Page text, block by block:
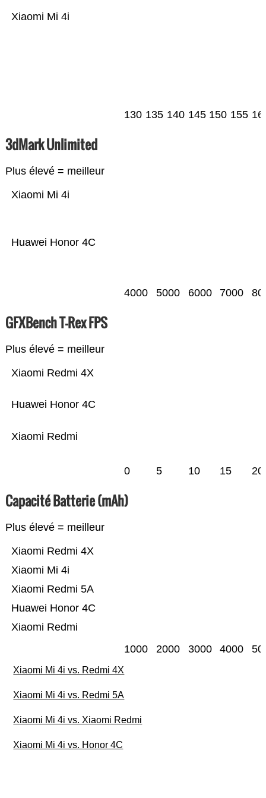
Xiaomi Mi 4i
130 135 140 145 150 155
3dMark Unlimited
Plus élevé = meilleur
Huawei Honor 4C
Xiaomi Mi 4i
4000 5000 6000 7000
GFXBench T-Rex FPS
Plus élevé = meilleur
Xiaomi Redmi
Huawei Honor 4C
Xiaomi Redmi 4X
0 5 10 15 20
Capacité Batterie (mAh)
Plus élevé = meilleur
Xiaomi Redmi
Huawei Honor 4C
Xiaomi Redmi 5A
Xiaomi Mi 4i
Xiaomi Redmi 4X
1000 2000 3000 4000
Xiaomi Mi 4i vs. Redmi 4X
Xiaomi Mi 4i vs. Redmi 5A
Xiaomi Mi 4i vs. Xiaomi Redmi
Xiaomi Mi 4i vs. Honor 4C